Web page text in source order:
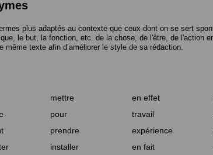
plus adaptés au contexte que ceux dont on se sert
le but, la fonction, etc. de la chose, de l'être, de l'action
même texte afin d’améliorer le style de sa rédaction.
mettre en effet
pour travail
prendre expérience
installer en fait